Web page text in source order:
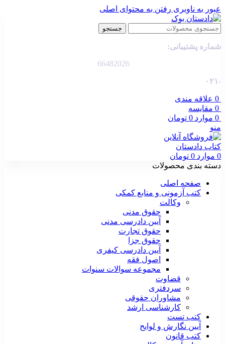
عبور به ناوبری رفتن به محتوای اصلی
جستجو
شماره پشتیبانی:
66482026
-۰۲۱
0 علاقه مندی
0 مقایسه
0 موارد 0 تومان
منو
0 موارد 0 تومان
دسته بندی محصولات
صفحه اصلی
کتب آزمونی و منابع کمکی
وکالت
حقوق مدنی
آیین دادرسی مدنی
حقوق تجارت
حقوق جزا
آیین دادرسی کیفری
اصول فقه
مجموعه سوالات سنوات
قضاوت
سردفتری
مشاوران حقوقی
کارشناسی ارشد
کتب تست
آیین نگارش و لوایح
کتب قانون